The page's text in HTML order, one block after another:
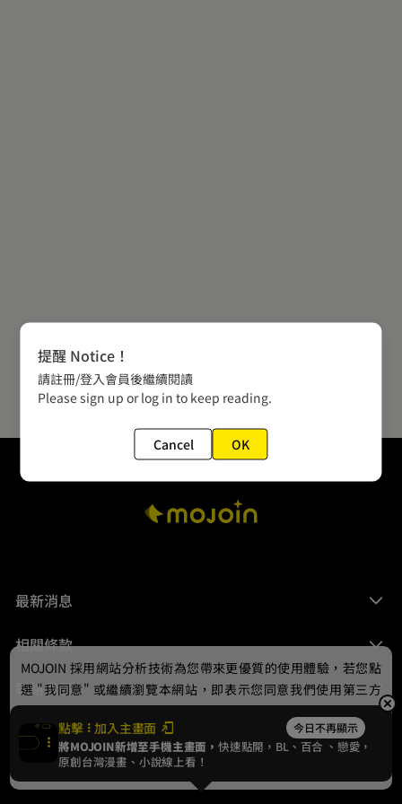
最新消息
相關條款
聯絡我們
© 2024 gamania Digital Entertainment Co., Ltd.
點擊 加入主畫面 今日不再顯示
將MOJOIN新增至手機主畫面，快速點開，BL、 百合 、戀愛，
原創台灣漫畫、小說線上看！
MOJOIN 採用網站分析技術為您帶來更優質的使用體驗，若您點
選 "我同意" 或繼續瀏覽本網站，即表示您同意我們使用第三方
Cookie，欲瞭解更多資訊請見隱私權政策。
我同意
提醒 Notice！
請註冊/登入會員後繼續閱讀
Please sign up or log in to keep reading.
Cancel OK